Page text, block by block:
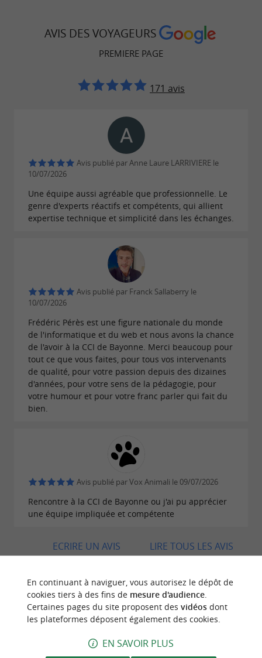
transparence, l’expertise et l’ humainau cœur
accompagnement SEO
AVIS DES VOYAGEURS
PREMIERE PAGE
171 avis
Avis publié par Anne Laure LARRIVIERE le
10/07/2026
Une équipe aussi agréable que professionnelle. Le
genre d'experts réactifs et compétents, qui allient
expertise technique et simplicité dans les échanges.
Avis publié par Franck Sallaberry le
10/07/2026
Frédéric Pérès est une figure nationale du monde
de l'informatique et du web et nous avons la chance
de l'avoir à la CCI de Bayonne. Merci beaucoup pour
tout ce que vous faites, pour tous vos intervenants
de qualité, pour votre passion depuis des dizaines
d'années, pour votre sens de la pédagogie, pour
votre humour et pour votre franc parler qui fait du
bien.
Avis publié par Vox Animali le 09/07/2026
Rencontre à la CCI de Bayonne ou j'ai pu apprécier
une équipe impliquée et compétente
LIRE TOUS LES AVIS
ECRIRE UN AVIS
BALADES À PROXIMITÉ
En continuant à naviguer, vous autorisez le dépôt de
cookies tiers à des fins de mesure d'audience.
Certaines pages du site proposent des vidéosdont
les plateformes déposent également des cookies.
EN SAVOIR PLUS